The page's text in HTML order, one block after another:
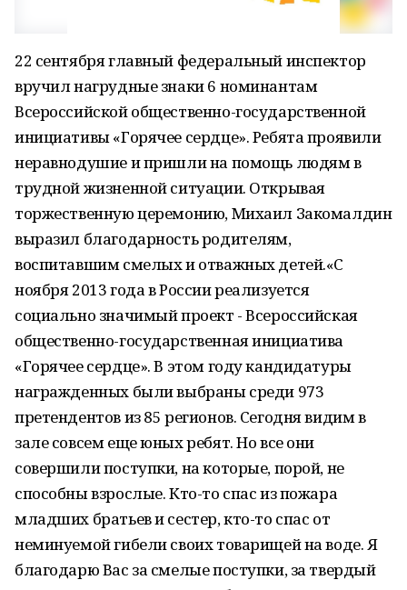
22 сентября главный федеральный инспектор
вручил нагрудные знаки 6 номинантам
Всероссийской общественно-государственной
инициативы «Горячее сердце». Ребята проявили
неравнодушие и пришли на помощь людям в
трудной жизненной ситуации. Открывая
торжественную церемонию, Михаил Закомалдин
выразил благодарность родителям,
воспитавшим смелых и отважных детей.«С
ноября 2013 года в России реализуется
социально значимый проект - Всероссийская
общественно-государственная инициатива
«Горячее сердце». В этом году кандидатуры
награжденных были выбраны среди 973
претендентов из 85 регионов. Сегодня видим в
зале совсем еще юных ребят. Но все они
совершили поступки, на которые, порой, не
способны взрослые. Кто-то спас из пожара
младших братьев и сестер, кто-то спас от
неминуемой гибели своих товарищей на воде. Я
благодарю Вас за смелые поступки, за твердый